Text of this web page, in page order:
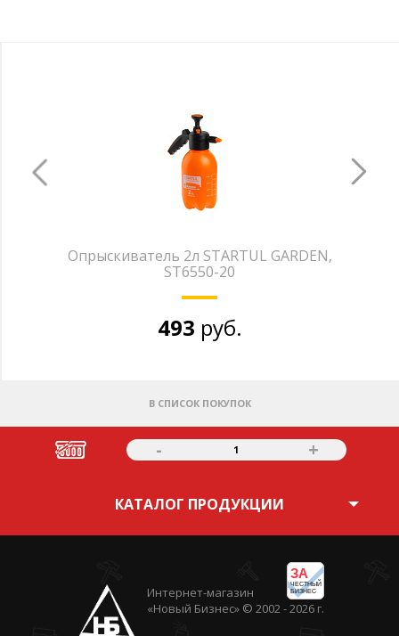
Опрыскиватель 2л STARTUL GARDEN,
ST6550-20
493 руб.
В СПИСОК ПОКУПОК
- 1 +
КАТАЛОГ ПРОДУКЦИИ
ЗА
ЧЕСТНЫЙ
БИЗНЕС
Интернет-магазин
«Новый Бизнес» © 2002 - 2026 г.